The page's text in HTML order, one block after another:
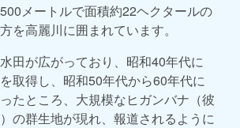
メートルで面積約22ヘクタールの
を高麗川に囲まれています。
田が広がっており、昭和40年代に
取得し、昭和50年代から60年代に
たところ、大規模なヒガンバナ（彼
の群生地が現れ、報道されるように